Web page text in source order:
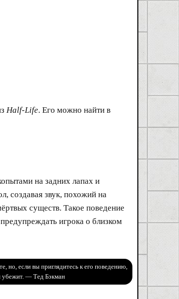
Half-Life. Его можно найти в
на задних лапах и
создавая звук, похожий на
существ. Такое поведение
игрока о близком
но, если вы приглядитесь к его поведению,
убежит. — Тед Бэкман